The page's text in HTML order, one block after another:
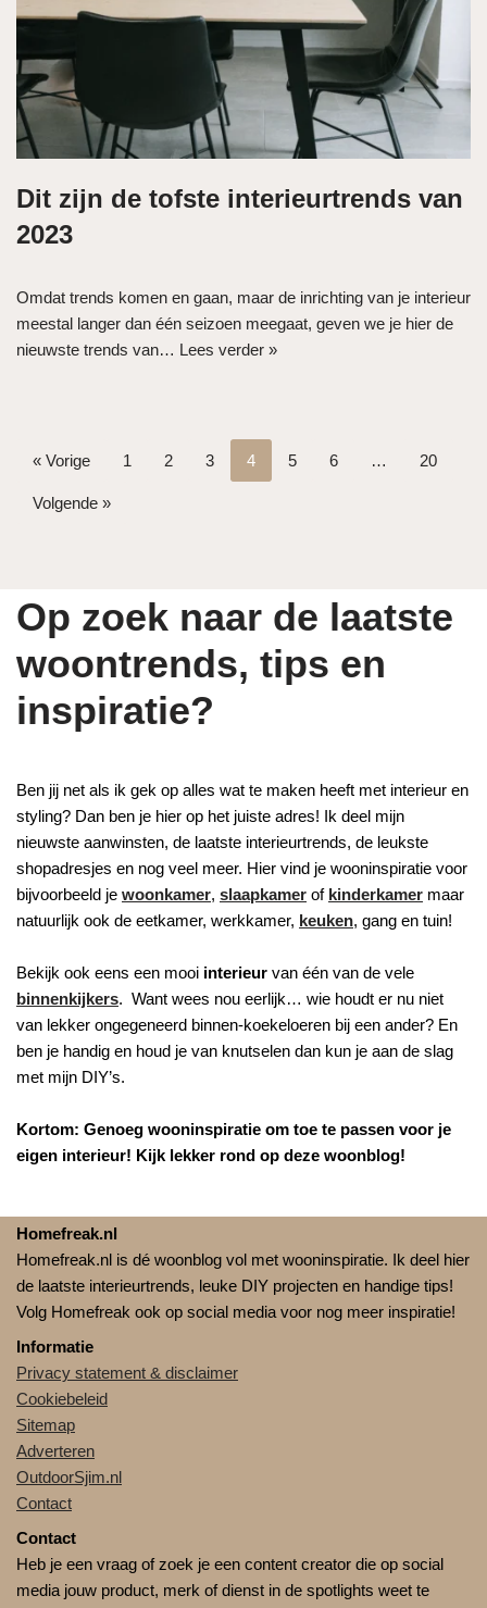
Dit zijn de tofste interieurtrends van
2023
Omdat trends komen en gaan, maar de inrichting van je interieur
meestal langer dan één seizoen meegaat, geven we je hier de
nieuwste trends van… Lees verder »
« Vorige 1 2 3 4 5 6 … 20
Volgende »
Op zoek naar de laatste
woontrends, tips en
inspiratie?
Ben jij net als ik gek op alles wat te maken heeft met interieur en
styling? Dan ben je hier op het juiste adres! Ik deel mijn
nieuwste aanwinsten, de laatste interieurtrends, de leukste
shopadresjes en nog veel meer. Hier vind je wooninspiratie voor
bijvoorbeeld je woonkamer, slaapkamer of kinderkamer maar
natuurlijk ook de eetkamer, werkkamer, keuken, gang en tuin!
Bekijk ook eens een mooi interieur van één van de vele
binnenkijkers. Want wees nou eerlijk… wie houdt er nu niet
van lekker ongegeneerd binnen-koekeloeren bij een ander? En
ben je handig en houd je van knutselen dan kun je aan de slag
met mijn DIY’s.
Kortom: Genoeg wooninspiratie om toe te passen voor je
eigen interieur! Kijk lekker rond op deze woonblog!
Homefreak.nl
Homefreak.nl is dé woonblog vol met wooninspiratie. Ik deel hier
de laatste interieurtrends, leuke DIY projecten en handige tips!
Volg Homefreak ook op social media voor nog meer inspiratie!
Informatie
Privacy statement & disclaimer
Cookiebeleid
Sitemap
Adverteren
OutdoorSjim.nl
Contact
Contact
Heb je een vraag of zoek je een content creator die op social
media jouw product, merk of dienst in de spotlights weet te